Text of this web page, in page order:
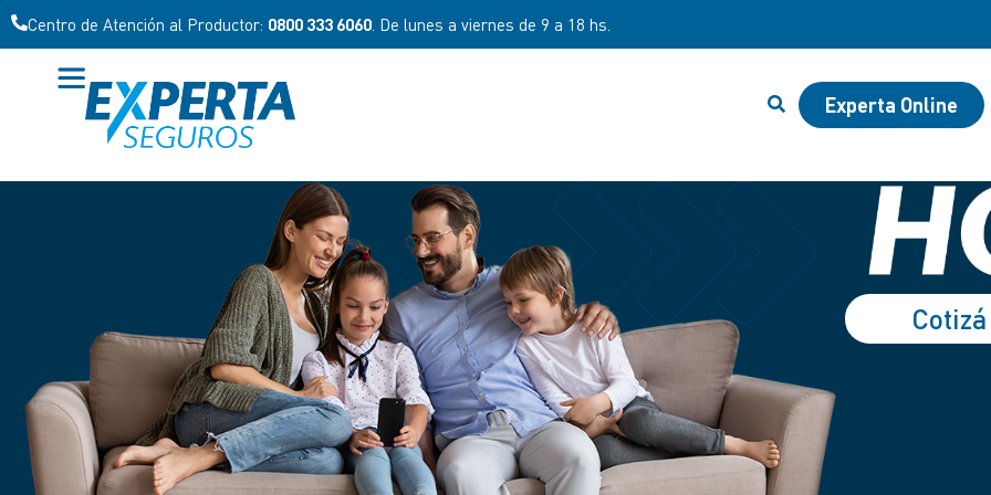
Centro de Atención al Productor: 0800 333 6060 . De lunes a viernes de 9 a 18 hs.
Experta Online
Cotizá